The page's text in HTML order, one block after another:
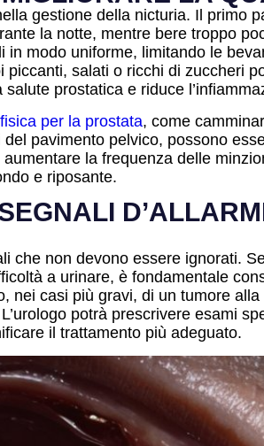
gestione della nicturia. Il primo
la notte, mentre bere troppo
modo uniforme, limitando le
salati o ricchi di zuccheri
prostatica e riduce
per la prostata, come
pavimento pelvico, possono
la frequenza delle
e riposante.
non devono essere ignorati.
a urinare, è fondamentale
nei casi più gravi, di un tumore
potrà prescrivere esami
il trattamento più adeguato.